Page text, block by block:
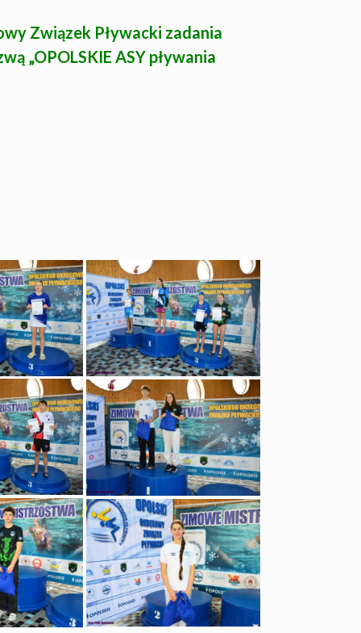
Związek Pływacki zadania
„OPOLSKIE ASY pływania